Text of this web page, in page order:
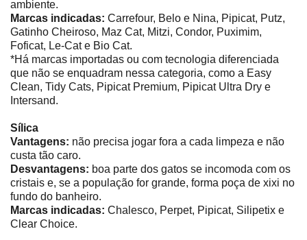
ambiente.
Marcas indicadas: Carrefour, Belo e Nina, Pipicat, Putz,
Gatinho Cheiroso, Maz Cat, Mitzi, Condor, Puximim,
Foficat, Le-Cat e Bio Cat.
*Há marcas importadas ou com tecnologia diferenciada
que não se enquadram nessa categoria, como a Easy
Clean, Tidy Cats, Pipicat Premium, Pipicat Ultra Dry e
Intersand.
Sílica
Vantagens: não precisa jogar fora a cada limpeza e não
custa tão caro.
Desvantagens: boa parte dos gatos se incomoda com os
cristais e, se a população for grande, forma poça de xixi no
fundo do banheiro.
Marcas indicadas: Chalesco, Perpet, Pipicat, Silipetix e
Clear Choice.